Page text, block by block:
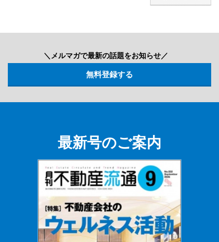
＼メルマガで最新の話題をお知らせ／
最新号のご案内